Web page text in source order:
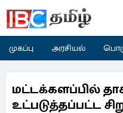
முகப்பு அரசியல்
மட்டக்களப்பில்
உட்படுத்தப்பட்ட